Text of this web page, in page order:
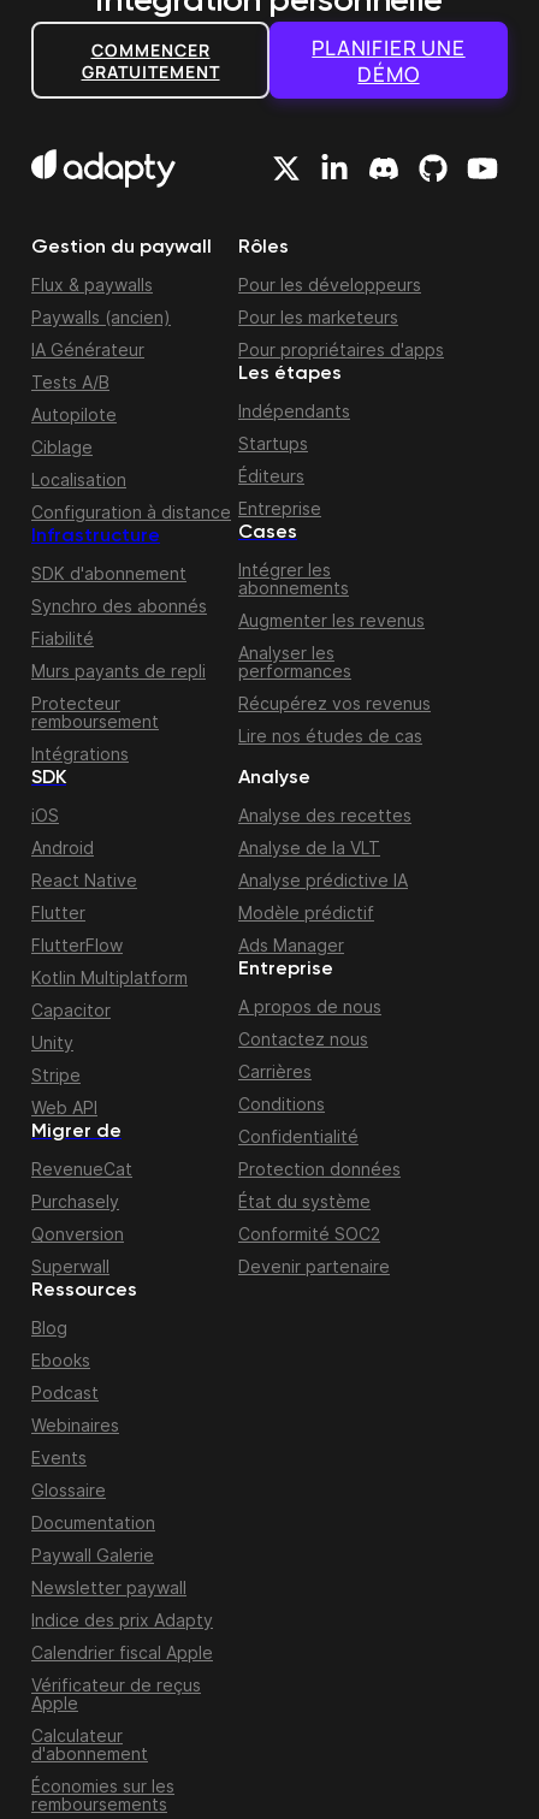
COMMENCER
GRATUITEMENT
PLANIFIER UNE
DÉMO
Gestion du paywall
Flux & paywalls
Paywalls (ancien)
IA Générateur
Tests A/B
Autopilote
Ciblage
Localisation
Configuration à distance
Infrastructure
SDK d'abonnement
Synchro des abonnés
Fiabilité
Murs payants de repli
Protecteur
remboursement
Intégrations
Rôles
Pour les développeurs
Pour les marketeurs
Pour propriétaires d'apps
Les étapes
Indépendants
Startups
Éditeurs
Entreprise
Cases
Intégrer les
abonnements
Augmenter les revenus
Analyser les
performances
Récupérez vos revenus
Lire nos études de cas
Migrer de
RevenueCat
Purchasely
Qonversion
Superwall
SDK
iOS
Android
React Native
Flutter
FlutterFlow
Kotlin Multiplatform
Capacitor
Unity
Stripe
Web API
Ressources
Blog
Ebooks
Podcast
Webinaires
Events
Glossaire
Documentation
Paywall Galerie
Newsletter paywall
Indice des prix Adapty
Calendrier fiscal Apple
Vérificateur de reçus
Apple
Calculateur
d'abonnement
Économies sur les
remboursements
Analyse
Analyse des recettes
Analyse de la VLT
Analyse prédictive IA
Modèle prédictif
Ads Manager
Entreprise
A propos de nous
Contactez nous
Carrières
Conditions
Confidentialité
Protection données
État du système
Conformité SOC2
Devenir partenaire